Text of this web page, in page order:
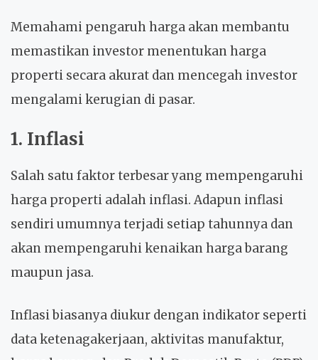
Memahami pengaruh harga akan membantu
memastikan investor menentukan harga
properti secara akurat dan mencegah investor
mengalami kerugian di pasar.
1. Inflasi
Salah satu faktor terbesar yang mempengaruhi
harga properti adalah inflasi. Adapun inflasi
sendiri umumnya terjadi setiap tahunnya dan
akan mempengaruhi kenaikan harga barang
maupun jasa.
Inflasi biasanya diukur dengan indikator seperti
data ketenagakerjaan, aktivitas manufaktur,